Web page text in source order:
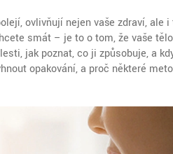
ovlivňují nejen vaše zdraví, ale
smát – je to o tom, že vaše
jak poznat, co ji způsobuje, a
opakování, a proč některé